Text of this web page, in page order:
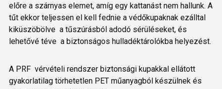
előre a szárnyas elemet, amíg egy kattanást nem hallunk. A
tűt ekkor teljessen el kell fednie a védőkupaknak ezálltal
kiküszöbölve a tűszúrásból adodó sérüléseket, és
lehetővé téve a biztonságos hulladéktárolókba helyezést.
A PRF vérvételi rendszer biztonsági kupakkal ellátott
gyakorlatilag törhetetlen PET műanyagból készülnek és